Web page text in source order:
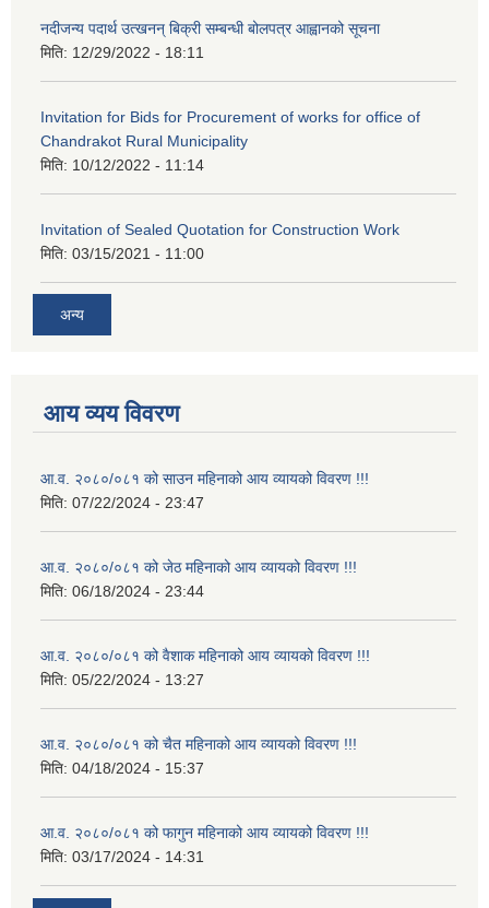
नदीजन्य पदार्थ उत्खनन् बिक्री सम्बन्धी बोलपत्र आह्वानको सूचना
मिति: 12/29/2022 - 18:11
Invitation for Bids for Procurement of works for office of
Chandrakot Rural Municipality
मिति: 10/12/2022 - 11:14
Invitation of Sealed Quotation for Construction Work
मिति: 03/15/2021 - 11:00
अन्य
आय व्यय विवरण
आ.व. २०८०/०८१ को साउन महिनाको आय व्यायको विवरण !!!
मिति: 07/22/2024 - 23:47
आ.व. २०८०/०८१ को जेठ महिनाको आय व्यायको विवरण !!!
मिति: 06/18/2024 - 23:44
आ.व. २०८०/०८१ को वैशाक महिनाको आय व्यायको विवरण !!!
मिति: 05/22/2024 - 13:27
आ.व. २०८०/०८१ को चैत महिनाको आय व्यायको विवरण !!!
मिति: 04/18/2024 - 15:37
आ.व. २०८०/०८१ को फागुन महिनाको आय व्यायको विवरण !!!
मिति: 03/17/2024 - 14:31